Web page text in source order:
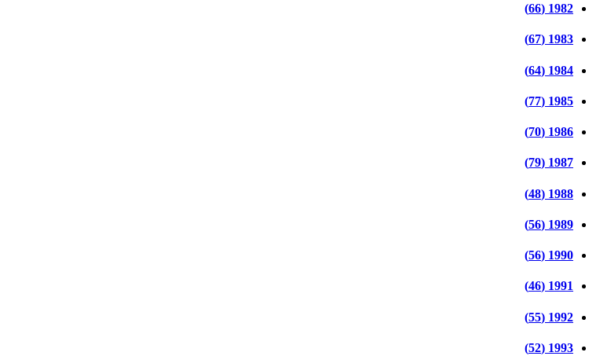
1982 (66)
1983 (67)
1984 (64)
1985 (77)
1986 (70)
1987 (79)
1988 (48)
1989 (56)
1990 (56)
1991 (46)
1992 (55)
1993 (52)